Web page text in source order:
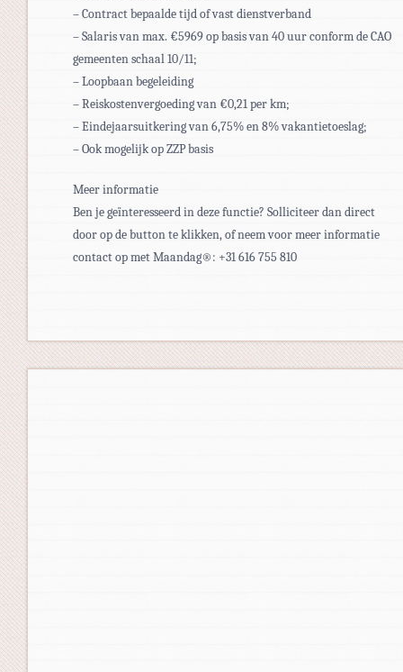
– Contract bepaalde tijd of vast dienstverband
– Salaris van max. €5969 op basis van 40 uur conform de CAO
gemeenten schaal 10/11;
– Loopbaan begeleiding
– Reiskostenvergoeding van €0,21 per km;
– Eindejaarsuitkering van 6,75% en 8% vakantietoeslag;
– Ook mogelijk op ZZP basis
Meer informatie
Ben je geïnteresseerd in deze functie? Solliciteer dan direct
door op de button te klikken, of neem voor meer informatie
contact op met Maandag®: +31 616 755 810